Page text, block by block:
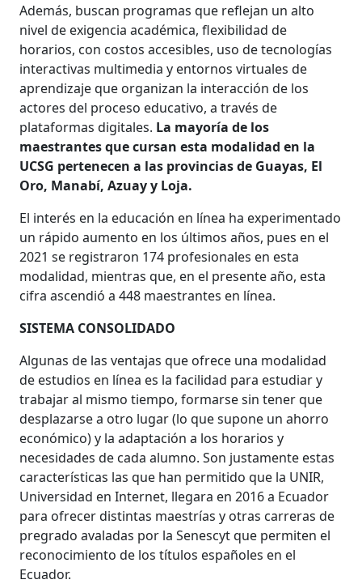
Además, buscan programas que reflejan un alto
nivel de exigencia académica, flexibilidad de
horarios, con costos accesibles, uso de tecnologías
interactivas multimedia y entornos virtuales de
aprendizaje que organizan la interacción de los
actores del proceso educativo, a través de
plataformas digitales. La mayoría de los
maestrantes que cursan esta modalidad en la
UCSG pertenecen a las provincias de Guayas, El
Oro, Manabí, Azuay y Loja.
El interés en la educación en línea ha experimentado
un rápido aumento en los últimos años, pues en el
2021 se registraron 174 profesionales en esta
modalidad, mientras que, en el presente año, esta
cifra ascendió a 448 maestrantes en línea.
SISTEMA CONSOLIDADO
Algunas de las ventajas que ofrece una modalidad
de estudios en línea es la facilidad para estudiar y
trabajar al mismo tiempo, formarse sin tener que
desplazarse a otro lugar (lo que supone un ahorro
económico) y la adaptación a los horarios y
necesidades de cada alumno. Son justamente estas
características las que han permitido que la UNIR,
Universidad en Internet, llegara en 2016 a Ecuador
para ofrecer distintas maestrías y otras carreras de
pregrado avaladas por la Senescyt que permiten el
reconocimiento de los títulos españoles en el
Ecuador.